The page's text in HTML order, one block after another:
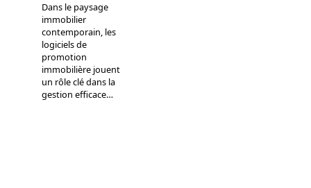
Dans le paysage
immobilier
contemporain, les
logiciels de
promotion
immobilière jouent
un rôle clé dans la
gestion efficace…